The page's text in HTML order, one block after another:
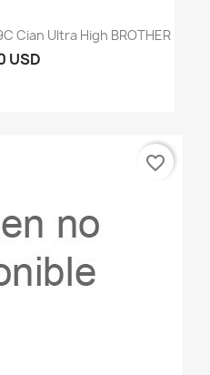
Cian Ultra High BROTHER
USD
favorite_border